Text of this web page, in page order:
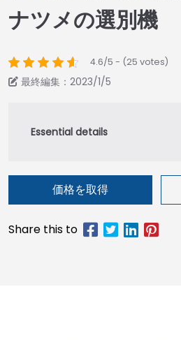
ナツメの選別機
4.6/5 - (25 votes)
最終編集：2023/1/5
価格を取得